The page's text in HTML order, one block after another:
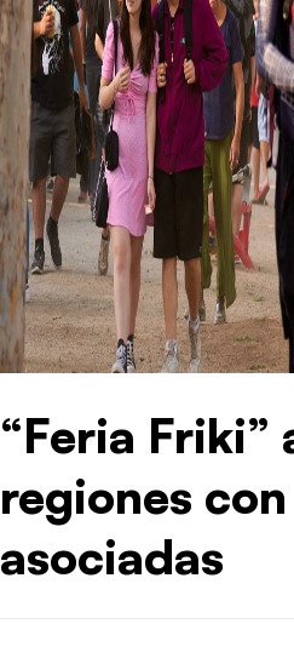
“Feria Friki”
regiones
asociadas